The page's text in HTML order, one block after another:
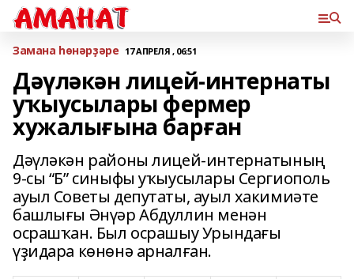
Замана һөнәрҙәре 17 АПРЕЛЯ , 06:51
Дәүләкән лицей-интернаты
уҡыусылары фермер
хужалығына барған
Дәүләкән районы лицей-интернатының
9-сы “Б” синыфы уҡыусылары Сергиополь
ауыл Советы депутаты, ауыл хакимиәте
башлығы Әнүәр Абдуллин менән
осрашҡан. Был осрашыу Урындағы
үҙидара көнөнә арналған.